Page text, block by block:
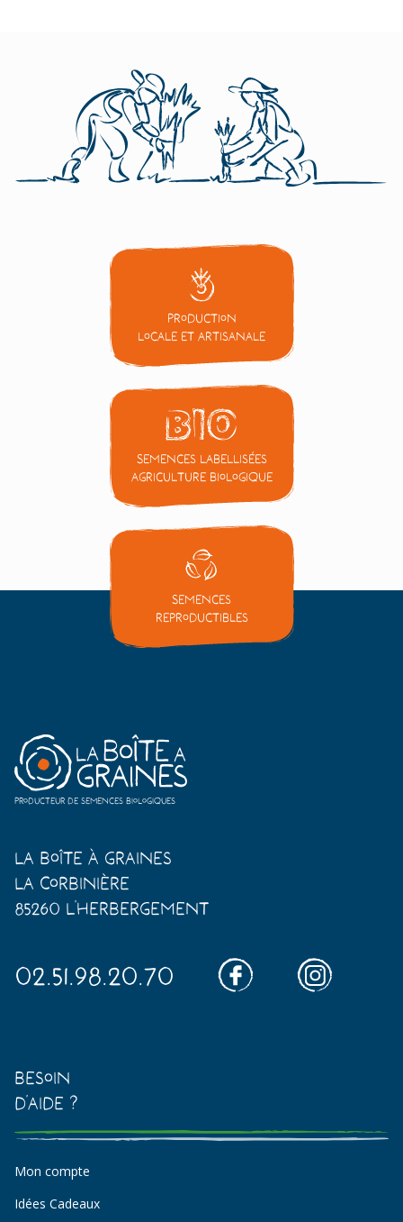
Production
locale et artisanale
Semences labellisées
Agriculture Biologique
Semences
reproductibles
Producteur de semences biologiques
La Boîte à Graines
La Corbinière
85260 L'Herbergement
02.51.98.20.70
Besoin
d'aide ?
Mon compte
Idées Cadeaux